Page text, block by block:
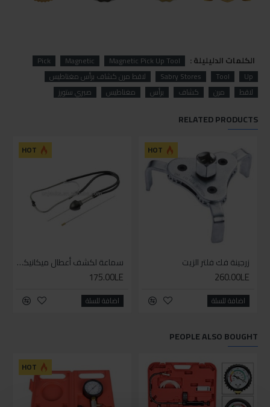
الكلمات الدليليلة : Magnetic Pick Up Tool
Magnetic
Pick
Up
Tool
Sabry Stores
لاقط مرن كشاف برأس مغناطيس
لاقط
مرن كشاف برأس مغناطيس صبري ستورز
RELATED PRODUCTS
HOT
زرجينة فك فلتر الزيت
260.00LE
اضافة للسلة
HOT
سماعة لكشف أعطال ميكانيكا السيارات
175.00LE
اضافة للسلة
PEOPLE ALSO BOUGHT
HOT